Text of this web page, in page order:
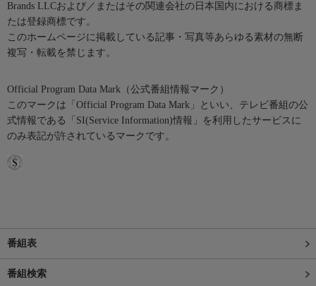
Brands LLCおよび／またはその関連会社の日本国内における商標ま
たは登録商標です。
このホームページに掲載している記事・写真等あらゆる素材の無断
複写・転載を禁じます。
Official Program Data Mark（公式番組情報マーク）
このマークは「Official Program Data Mark」といい、テレビ番組の公
式情報である「SI(Service Information)情報」を利用したサービスに
のみ表記が許されているマークです。
番組表
番組検索